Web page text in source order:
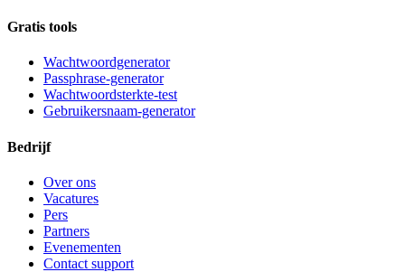
Gratis tools
Wachtwoordgenerator
Passphrase-generator
Wachtwoordsterkte-test
Gebruikersnaam-generator
Bedrijf
Over ons
Vacatures
Pers
Partners
Evenementen
Contact support